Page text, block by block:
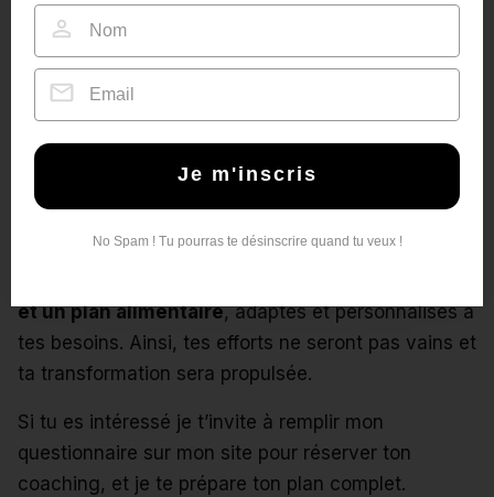
Quelle est la monodiète la plus efficace
pour perdre du poids ?
C’est celle qui n’estpas faite par hasard.
C’est un régime qui s’inscrit dans une
globale
mutuellement.
et un plan alimentaire, adaptés et personnalisés à
tes besoins. Ainsi, tes efforts ne seront pas vains et
ta transformation sera propulsée.
Si tu es intéressé je t’invite à remplir mon
questionnaire sur mon site pour réserver ton
coaching, et je te prépare ton plan complet.
Je m'inscris
No Spam ! Tu pourras te désinscrire quand tu veux !